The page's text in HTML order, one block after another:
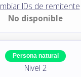
IDs de remitente
No disponible
Persona natural
Nivel 2